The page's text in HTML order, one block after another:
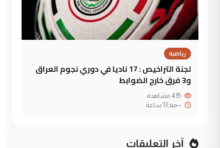
رياضية
لجنة التراخيص : 17 ناديا في دوري نجوم العراق
و3 فرق خارج الضوابط
--منذ 13 ساعة
آخر التعليقات